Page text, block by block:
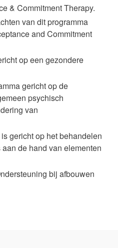
& Commitment Therapy.
van dit programma
and Commitment
op een gezondere
gericht op de
psychisch
van
gericht op het behandelen
de hand van elementen
bij afbouwen